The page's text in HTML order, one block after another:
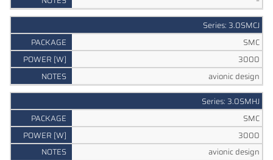
Series: 3.0SMCJ
SMC
3000
avionic design
Series: 3.0SMHJ
SMC
3000
avionic design